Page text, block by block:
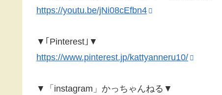
https://youtu.be/jNi08cEfbn4
▼｢Pinterest｣▼
https://www.pinterest.jp/kattyanneru10/
▼「instagram」かっちゃんねる▼